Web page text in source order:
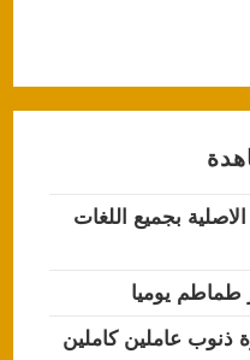
تحميل احدث نسخ ويندوز 11 الاصلية بجميع اللغات
طماطم يوميا
ذنوب عاملين كاملين